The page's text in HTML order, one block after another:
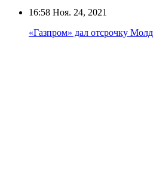
16:58 Ноя. 24, 2021
«Газпром» дал отсрочку